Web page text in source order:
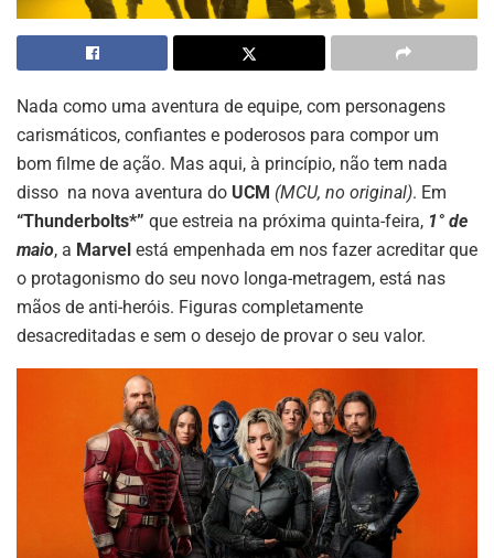
Nada como uma aventura de equipe, com personagens
carismáticos, confiantes e poderosos para compor um
bom filme de ação. Mas aqui, à princípio, não tem nada
disso na nova aventura do UCM (MCU, no original). Em
“Thunderbolts*” que estreia na próxima quinta-feira, 1° de
maio, a Marvel está empenhada em nos fazer acreditar que
o protagonismo do seu novo longa-metragem, está nas
mãos de anti-heróis. Figuras completamente
desacreditadas e sem o desejo de provar o seu valor.